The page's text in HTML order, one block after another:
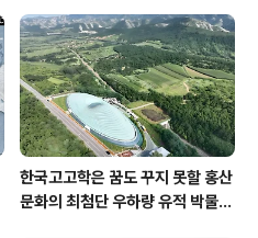
한국고고학은 꿈도 꾸지 못할 홍산
문화의 최첨단 우하량 유적 박물관